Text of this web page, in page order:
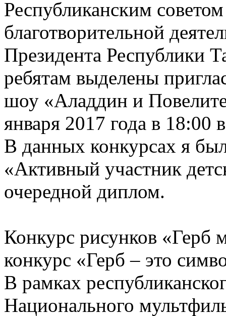
Республиканским
благотворительной
Президента Республики
ребятам выделены
шоу «Аладдин и
января 2017 года в
В данных конкурсах я
«Активный участник
очередной диплом.
Конкурс рисунков «Герб
конкурс «Герб – это
В рамках
Национального